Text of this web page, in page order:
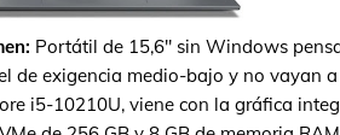
Portátil de 15,6" sin Windows
de exigencia medio-bajo y no vayan
i5-10210U, viene con la gráfica